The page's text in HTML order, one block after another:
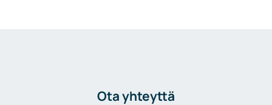
Ota yhteyttä